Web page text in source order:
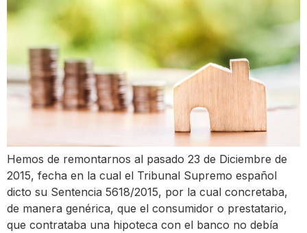
Hemos de remontarnos al pasado 23 de Diciembre de
2015, fecha en la cual el Tribunal Supremo español
dicto su Sentencia 5618/2015, por la cual concretaba,
de manera genérica, que el consumidor o prestatario,
que contrataba una hipoteca con el banco no debía